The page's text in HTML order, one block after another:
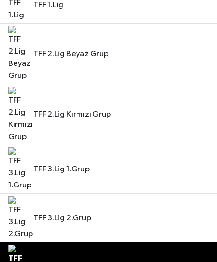
TFF 1.Lig
TFF 2.Lig Beyaz Grup
TFF 2.Lig Kırmızı Grup
TFF 3.Lig 1.Grup
TFF 3.Lig 2.Grup